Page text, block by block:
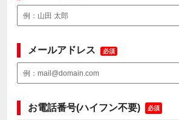
メールアドレス 必須
お電話番号(ハイフン不要) 必須